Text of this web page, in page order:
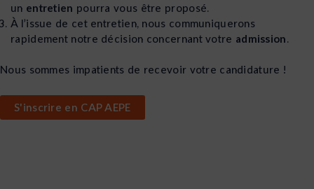
un entretien pourra vous être proposé.
À l’issue de cet entretien, nous communiquerons
rapidement notre décision concernant votre admission
Nous sommes impatients de recevoir votre candidature !
S'inscrire en CAP AEPE